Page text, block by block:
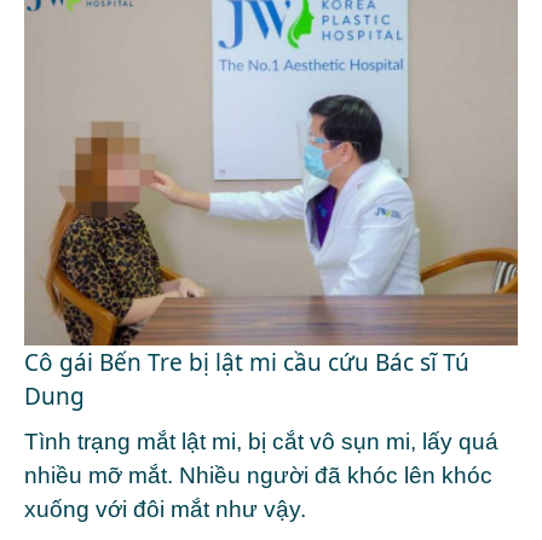
Cô gái Bến Tre bị lật mi cầu cứu Bác sĩ Tú
Dung
Tình trạng mắt lật mi, bị cắt vô sụn mi, lấy quá
nhiều mỡ mắt. Nhiều người đã khóc lên khóc
xuống với đôi mắt như vậy.